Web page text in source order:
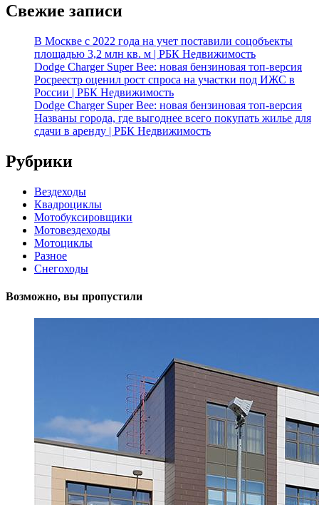
Свежие записи
В Москве с 2022 года на учет поставили соцобъекты
площадью 3,2 млн кв. м | РБК Недвижимость
Dodge Charger Super Bee: новая бензиновая топ-версия
Росреестр оценил рост спроса на участки под ИЖС в
России | РБК Недвижимость
Dodge Charger Super Bee: новая бензиновая топ-версия
Названы города, где выгоднее всего покупать жилье для
сдачи в аренду | РБК Недвижимость
Рубрики
Вездеходы
Квадроциклы
Мотобуксировщики
Мотовездеходы
Мотоциклы
Разное
Снегоходы
Возможно, вы пропустили